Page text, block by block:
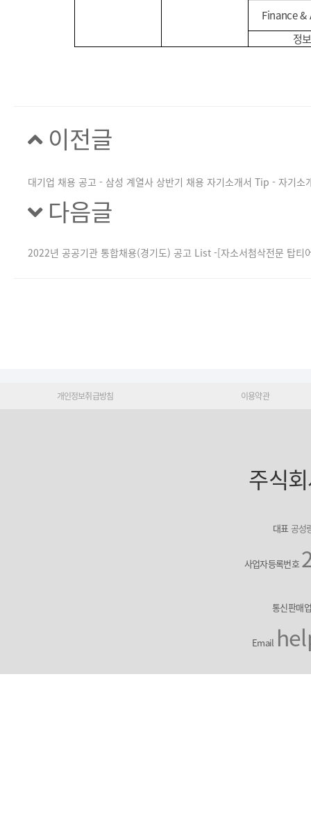
Finance
정
이전글
대기업 채용 공고 - 삼성 계열사 상반기 채용 자기소개서 Tip - 자기소
다음글
2022년 공공기관 통합채용(경기도) 공고 List -[자소서첨삭전문 탑티
개인정보취급방침 이용약관
주식
대표공성
사업자등록번호
통신판매업
Email